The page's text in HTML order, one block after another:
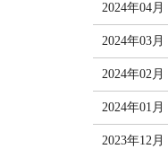
2024年04月
2024年03月
2024年02月
2024年01月
2023年12月